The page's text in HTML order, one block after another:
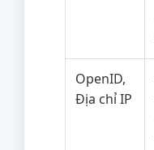
OpenID,
Địa chỉ IP